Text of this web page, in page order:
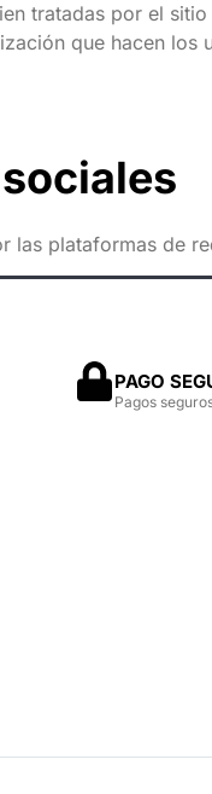
tratadas por el
que hacen los
las plataformas de
PAGO
Pagos